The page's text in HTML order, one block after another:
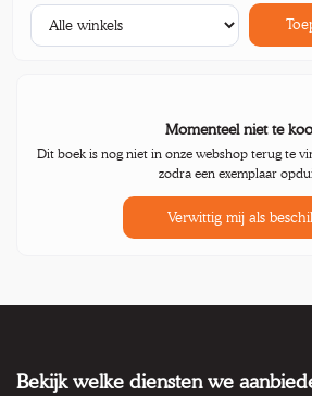
Momenteel niet te
Dit boek is nog niet in onze webshop terug te
zodra een exemplaar
Verwittig mij als
Bekijk welke diensten we